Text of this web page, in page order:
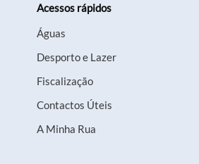
Acessos rápidos
Águas
Desporto e Lazer
Fiscalização
Contactos Úteis
A Minha Rua